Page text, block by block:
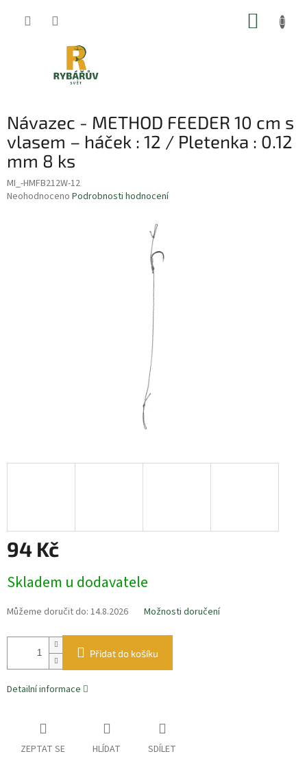
Návazec - METHOD FEEDER 10 cm s
vlasem – háček : 12 / Pletenka : 0.12
mm 8 ks
MI_-HMFB212W-12
Průměrné
Neohodnoceno Podrobnosti hodnocení
94 Kč
cena:
Skladem u dodavatele
Můžeme doručit do: 14.8.2026 Možnosti doručení
Přidat do košíku
Detailní informace
ZEPTAT SE HLÍDAT SDÍLET